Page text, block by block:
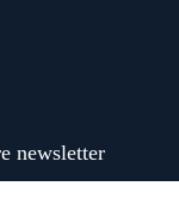
newsletter